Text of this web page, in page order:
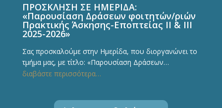
ΠΡΟΣΚΛΗΣΗ ΣΕ ΗΜΕΡΙΔΑ:
«Παρουσίαση Δράσεων φοιτητών/ριών
Πρακτικής Άσκησης-Εποπτείας ΙΙ & ΙΙΙ
2025-2026»
Σας προσκαλούμε στην Ημερίδα, που διοργανώνει το
τμήμα μας, με τίτλο: «Παρουσίαση Δράσεων…
διαβάστε περισσότερα…